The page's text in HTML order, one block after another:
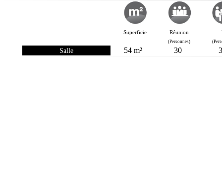
Superficie Réunion
(Personnes)
Salle 54 m² 30